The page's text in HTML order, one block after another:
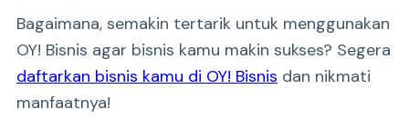
Bagaimana, semakin tertarik untuk menggunakan
OY! Bisnis agar bisnis kamu makin sukses? Segera
daftarkan bisnis kamu di OY! Bisnis dan nikmati
manfaatnya!